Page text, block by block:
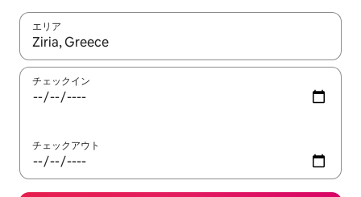
エリア
検索結果が表示されたら、上下の矢印キーを使って移動するか
チェックイン
チェックアウト